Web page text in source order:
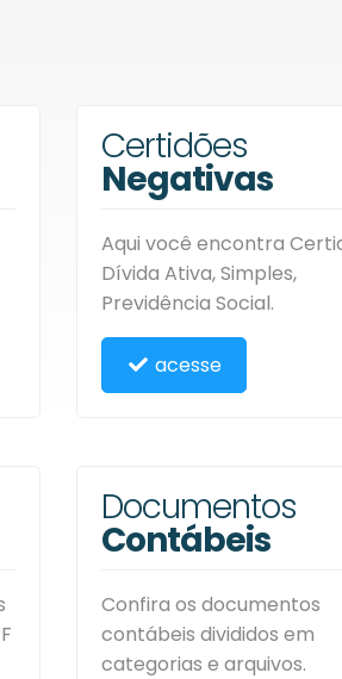
Certidões
Negativas
Aqui você encontra
Dívida Ativa, Simples,
Previdência Social.
acesse
Documentos
Contábeis
Confira os documentos
contábeis divididos em
categorias e arquivos.